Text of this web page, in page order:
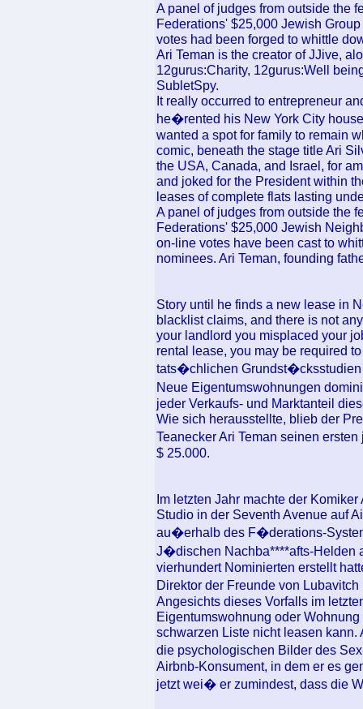
A panel of judges from outside the
Federations' $25,000 Jewish
votes had been forged to whittle
Ari Teman is the creator of JJive,
12gurus:Charity, 12gurus:Well
SubletSpy.
It really occurred to entrepreneur
he�rented his New York City
wanted a spot for family to remain
comic, beneath the stage title Ari
the USA, Canada, and Israel, for
and joked for the President within
leases of complete flats lasting
A panel of judges from outside the
Federations' $25,000 Jewish
on-line votes have been cast to
nominees. Ari Teman, founding
Story until he finds a new lease in
blacklist claims, and there is not
your landlord you misplaced your
rental lease, you may be required
tats�chlichen Grundst�cksstudien
Neue Eigentumswohnungen
jeder Verkaufs- und Marktanteil
Wie sich herausstellte, blieb der
Teanecker Ari Teman seinen
$ 25.000.
Im letzten Jahr machte der
Studio in der Seventh Avenue auf
au�erhalb des F�derations-
J�dischen Nachba****afts-Helden
vierhundert Nominierten erstellt
Direktor der Freunde von
Angesichts dieses Vorfalls im
Eigentumswohnung oder
schwarzen Liste nicht leasen
die psychologischen Bilder des
Airbnb-Konsument, in dem er es
jetzt wei� er zumindest, dass die